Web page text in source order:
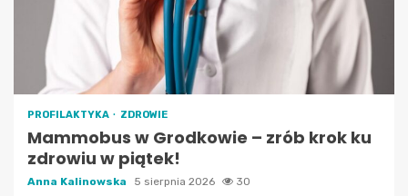
PROFILAKTYKA ZDROWIE
Mammobus w Grodkowie – zrób krok ku
zdrowiu w piątek!
Anna Kalinowska 5 sierpnia 2026 30